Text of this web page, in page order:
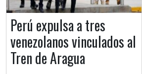
Perú expulsa a tres
venezolanos vinculados al
Tren de Aragua